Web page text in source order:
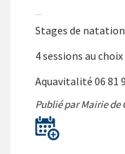
Stages de
4 sessions au choix
Aquavitalité 06 81
Publié par Mairie de